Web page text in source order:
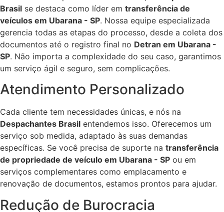
Brasil se destaca como líder em transferência de
veículos em Ubarana - SP. Nossa equipe especializada
gerencia todas as etapas do processo, desde a coleta dos
documentos até o registro final no Detran em Ubarana -
SP. Não importa a complexidade do seu caso, garantimos
um serviço ágil e seguro, sem complicações.
Atendimento Personalizado
Cada cliente tem necessidades únicas, e nós na
Despachantes Brasil entendemos isso. Oferecemos um
serviço sob medida, adaptado às suas demandas
específicas. Se você precisa de suporte na transferência
de propriedade de veículo em Ubarana - SP ou em
serviços complementares como emplacamento e
renovação de documentos, estamos prontos para ajudar.
Redução de Burocracia